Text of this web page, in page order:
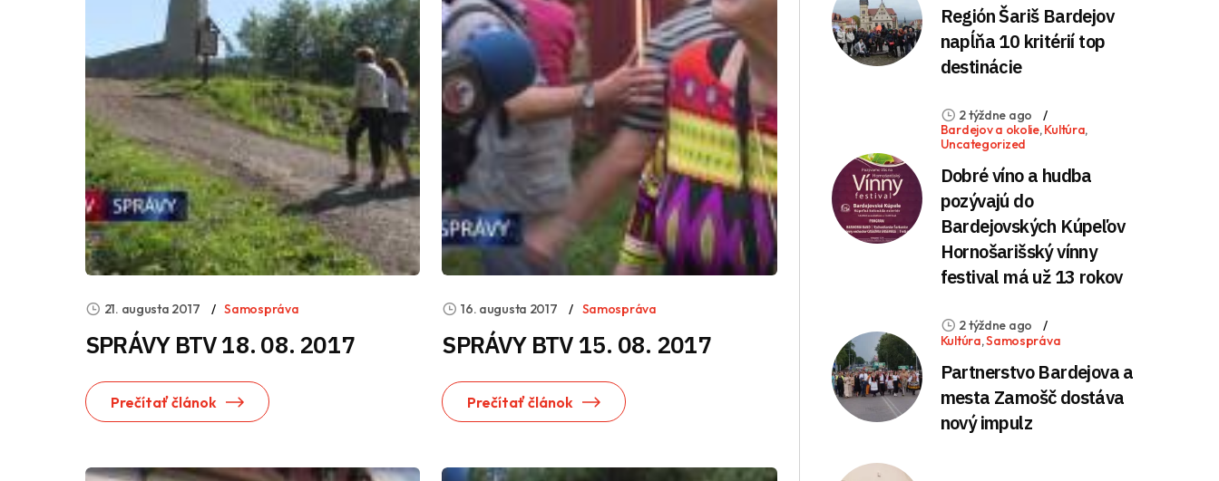
21. augusta 2017 Samospráva
SPRÁVY BTV 18. 08. 2017
Prečítať článok
16. augusta 2017 Samospráva
SPRÁVY BTV 15. 08. 2017
Prečítať článok
Región Šariš Bardejov
napĺňa 10 kritérií top
destinácie
2 týždne ago
Bardejov a okolie,Kultúra,
Uncategorized
Dobré víno a hudba
pozývajú do
Bardejovských Kúpeľov
Hornošarišský vínny
festival má už 13 rokov
2 týždne ago
Kultúra,Samospráva
Partnerstvo Bardejova a
mesta Zamošč dostáva
nový impulz